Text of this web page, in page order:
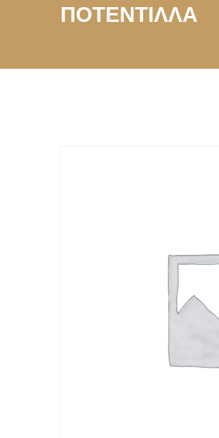
ΠΟΤΕΝΤΙΛΛΑ